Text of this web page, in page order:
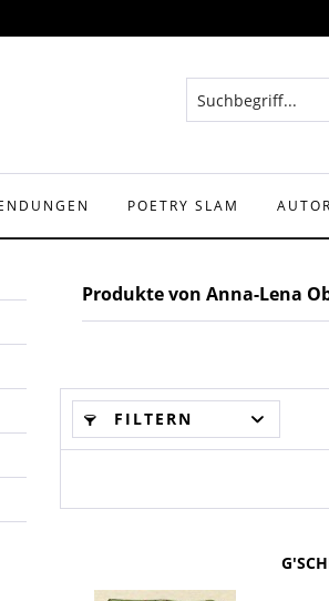
POETRY SLAM
Produkte von Anna-Lena
FILTERN